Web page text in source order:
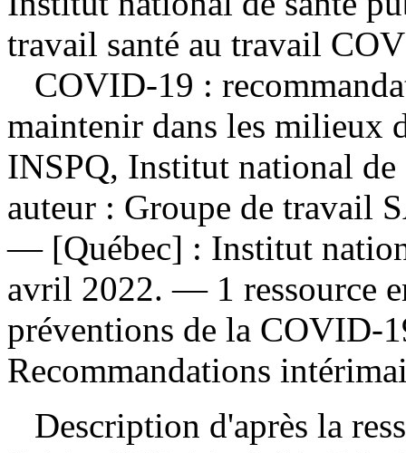
travail santé au travail
COVID-19 :
maintenir dans les milieux
INSPQ, Institut national de
auteur : Groupe de travail
— [Québec] : Institut
avril 2022. — 1 ressource
préventions de la COVID-
Recommandations
Description d'après la